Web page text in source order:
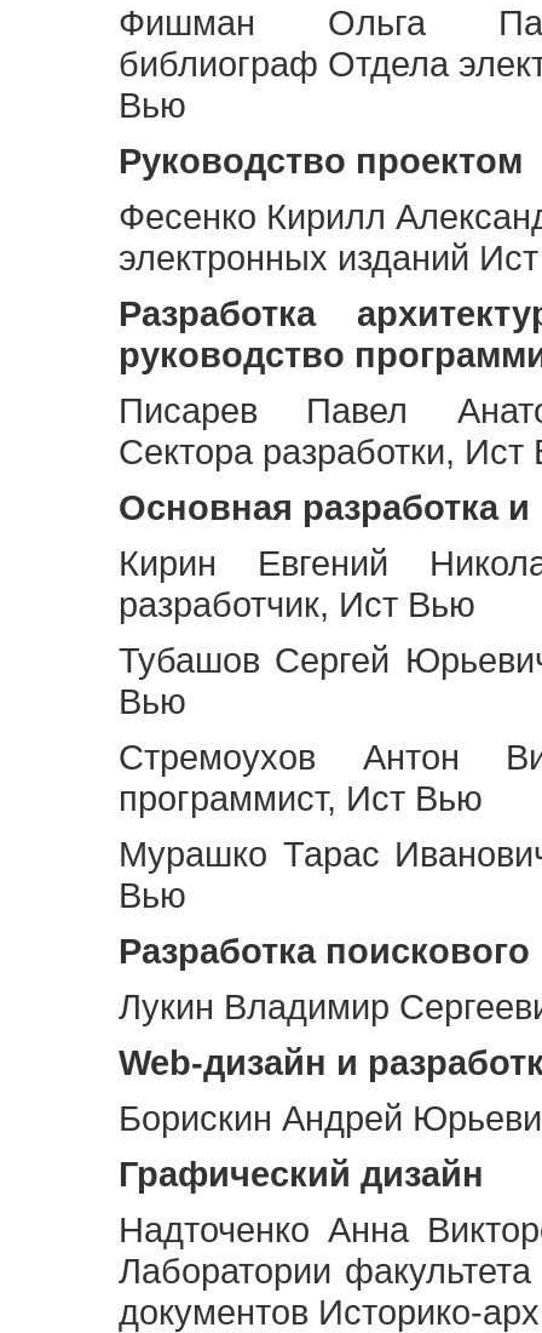
Фишман Ольга
библиограф Отдела
Вью
Руководство проектом
Фесенко Кирилл
электронных изданий
Разработка
руководство
Писарев Павел
Сектора разработки,
Основная разработка
Кирин Евгений
разработчик, Ист Вью
Тубашов Сергей
Вью
Стремоухов Антон
программист, Ист Вью
Мурашко Тарас
Вью
Разработка
Лукин Владимир
Web-дизайн и
Борискин Андрей
Графический дизайн
Надточенко Анна
Лаборатории
документов Историко-